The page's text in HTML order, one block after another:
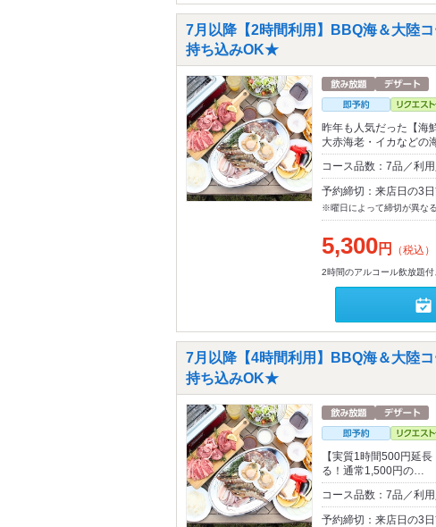
7月以降【2時間利用】BBQ海＆大陸
持ち込みOK★
昨年も人気だった【海
大赤海老・イカなどの
コース品数：7品／利
予約締切：来店日の3
※曜日によって締切が異な
5,300円 （税込）
2時間のアルコール飲放題
7月以降【4時間利用】BBQ海＆大陸
持ち込みOK★
【実質1時間500円延
る！通常1,500円の…
コース品数：7品／利
予約締切：来店日の3